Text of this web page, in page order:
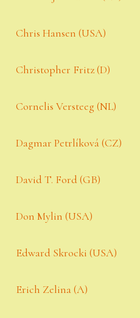
Chris Hansen (USA)
Christopher Fritz (D)
Cornelis Versteeg (NL)
Dagmar Petrlíková (CZ)
David T. Ford (GB)
Don Mylin (USA)
Edward Skrocki (USA)
Erich Zelina (A)